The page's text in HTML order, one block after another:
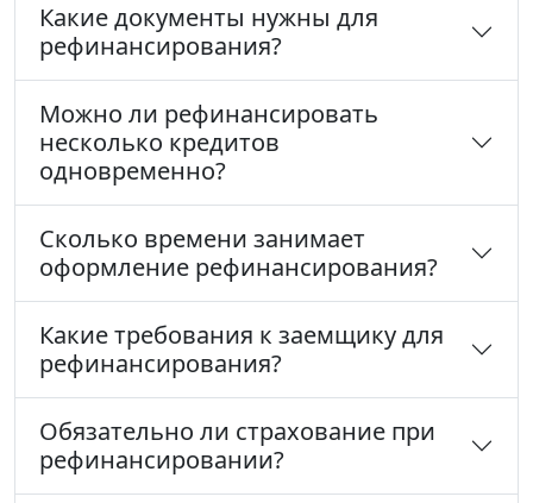
Какие документы нужны для
рефинансирования?
Можно ли рефинансировать
несколько кредитов
одновременно?
Сколько времени занимает
оформление рефинансирования?
Какие требования к заемщику для
рефинансирования?
Обязательно ли страхование при
рефинансировании?